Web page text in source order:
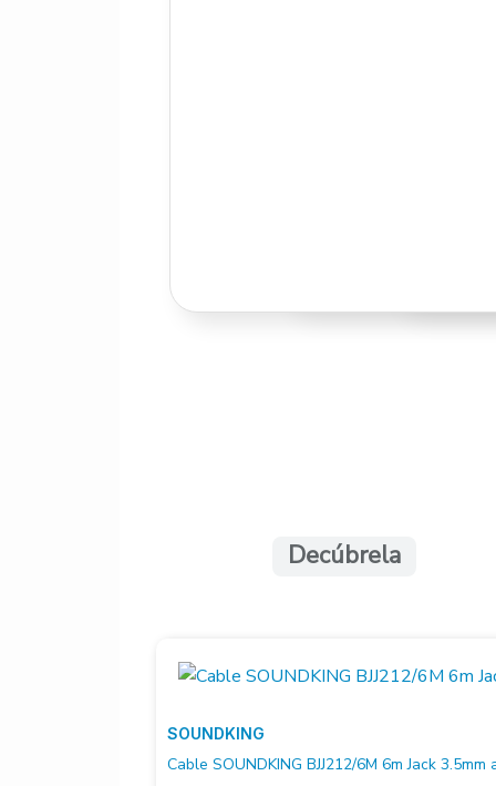
Decúbrela
SOUNDKING
Cable SOUNDKING BJJ212/6M 6m Jack 3.5mm